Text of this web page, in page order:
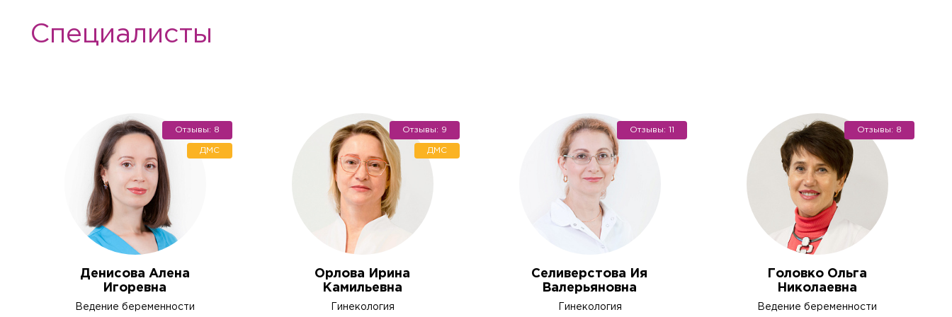
Специалисты
Денисова Алена
Игоревна
Ведение беременности
Отзывы: 8
ДМС
Орлова Ирина
Камильевна
Гинекология
Отзывы: 9
ДМС
Селиверстова Ия
Валерьяновна
Гинекология
Отзывы: 11
Головко Ольга
Николаевна
Ведение беременности
Отзывы: 8
Вызов врача на дом
необходимые услуги с выездом на дом или в офис.
Квалифицированные специалисты проведут прием на дому, осуществят забор биоматериала для
Заказ звонка